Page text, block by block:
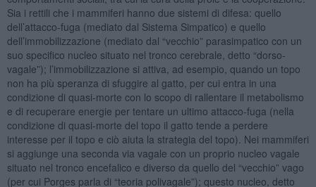
Sia i rettili che i mammiferi hanno due sistemi di difesa: quello
dell’attacco-fuga (mediato dal Sistema Simpatico) e quello
dell’immobilizzazione (mediato dal “vecchio” parasimpatico con un
suo specifico nucleo situato nel tronco cerebrale, detto “dorso-
vagale”); l’immobilizzazione si attiva, ad esempio, quando un topo
non ha più speranza di sfuggire al gatto, per cui entra in una
condizione di quasi-morte con lo scopo di rallentare il metabolismo
e di recuperare energie per tentare un ultimo attacco-fuga (nella
condizione di quasi-morte del topo il gatto tende a perdere
interesse per il topo e ciò aiuta la strategia del topo). Nei mammiferi
si aggiunge una seconda via vagale con un proprio nucleo vagale
situato nel tronco encefalico e diverso da quello del “vecchio” vago
(per cui Porges parla di “teoria polivagale”); questo nucleo, detto